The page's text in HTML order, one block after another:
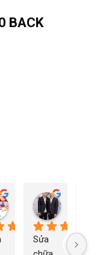
BACK
My Nguyễn
1 năm trước
Sửa